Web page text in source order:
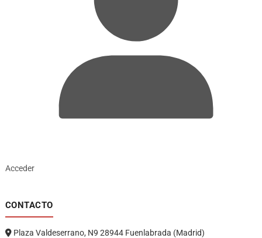
Acceder
CONTACTO
Plaza Valdeserrano, N9 28944 Fuenlabrada (Madrid)